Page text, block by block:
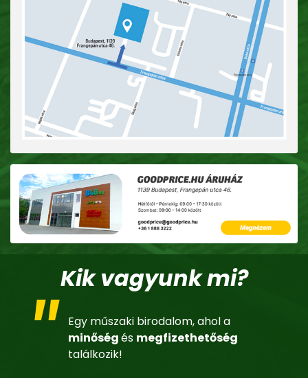
Kik vagyunk mi?
Egy műszaki birodalom, ahol a
minőségés megfizethetőség
találkozik!